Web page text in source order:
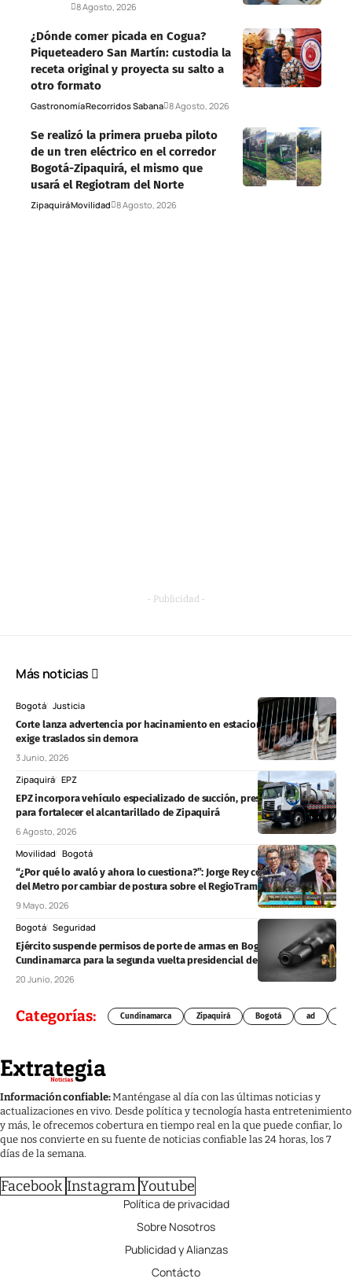
8 Agosto, 2026
¿Dónde comer picada en Cogua?
Piqueteadero San Martín: custodia la
receta original y proyecta su salto a
otro formato
GastronomíaRecorridos Sabana 8 Agosto, 2026
Se realizó la primera prueba piloto
de un tren eléctrico en el corredor
Bogotá-Zipaquirá, el mismo que
usará el Regiotram del Norte
ZipaquiráMovilidad 8 Agosto, 2026
- Publicidad -
Más noticias
Bogotá Justicia
Corte lanza advertencia por hacinamiento en estaciones de Policía y
exige traslados sin demora
3 Junio, 2026
Zipaquirá EPZ
EPZ incorpora vehículo especializado de succión, presión y lavado
para fortalecer el alcantarillado de Zipaquirá
6 Agosto, 2026
Movilidad Bogotá
“¿Por qué lo avaló y ahora lo cuestiona?”: Jorge Rey contra el gerente
del Metro por cambiar de postura sobre el RegioTram
9 Mayo, 2026
Bogotá Seguridad
Ejército suspende permisos de porte de armas en Bogotá y
Cundinamarca para la segunda vuelta presidencial del 21 de junio
20 Junio, 2026
Categorías: Cundinamarca Zipaquirá Bogotá ad
Información confiable:Manténgase al día con las últimas noticias y
actualizaciones en vivo. Desde política y tecnología hasta entretenimiento
y más, le ofrecemos cobertura en tiempo real en la que puede confiar, lo
que nos convierte en su fuente de noticias confiable las 24 horas, los 7
días de la semana.
Facebook Instagram Youtube
Política de privacidad
Sobre Nosotros
Publicidad y Alianzas
Contácto